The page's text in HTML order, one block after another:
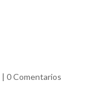
| 0 Comentarios